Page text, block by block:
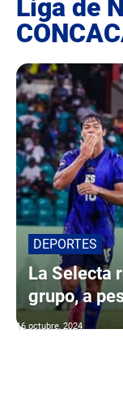
Liga de
DEPORTES
La Selecta
grupo, a
16 octubre, 2024